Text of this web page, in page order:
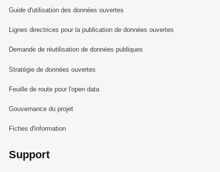
Guide d'utilisation des données ouvertes
Lignes directrices pour la publication de données ouvertes
Demande de réutilisation de données publiques
Stratégie de données ouvertes
Feuille de route pour l'open data
Gouvernance du projet
Fiches d'information
Support